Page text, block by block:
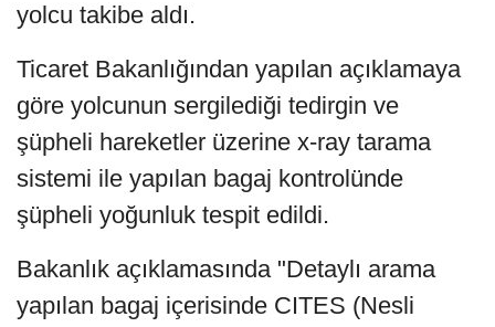
yolcu takibe aldı.
Ticaret Bakanlığından yapılan açıklamaya
göre yolcunun sergilediği tedirgin ve
şüpheli hareketler üzerine x-ray tarama
sistemi ile yapılan bagaj kontrolünde
şüpheli yoğunluk tespit edildi.
Bakanlık açıklamasında "Detaylı arama
yapılan bagaj içerisinde CITES (Nesli